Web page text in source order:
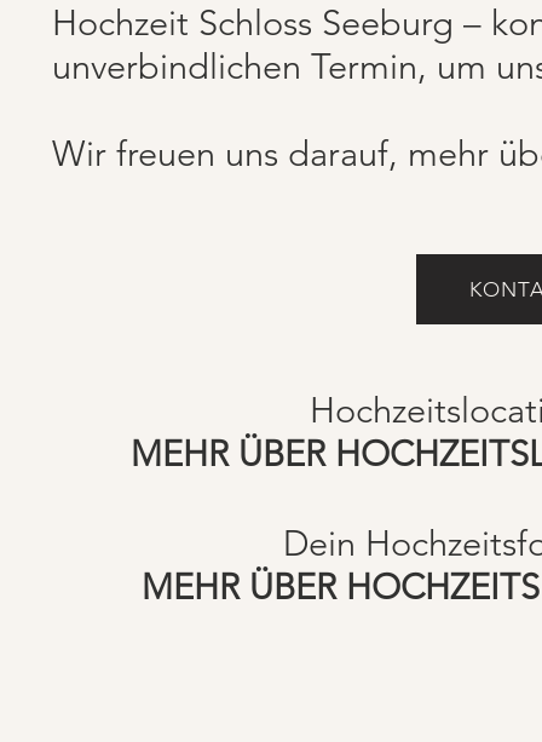
Hochzeit Schloss Seeburg –
unverbindlichen Termin, um
Wir freuen uns darauf, mehr
MEHR ÜBER
Dein
MEHR ÜBER